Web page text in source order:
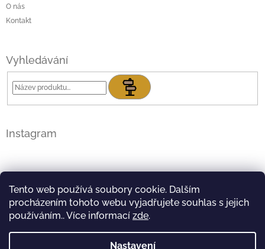
Tento web používá soubory cookie. Dalším
procházením tohoto webu vyjadřujete souhlas s jejich
používáním.. Více informací zde.
Nastavení
p
i
s
u
O nás
Kontakt
Vyhledávání
Hledat
Instagram